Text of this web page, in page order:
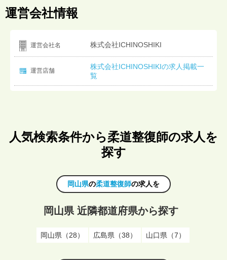
運営会社情報
運営会社名 株式会社ICHINOSHIKI
運営店舗
株式会社ICHINOSHIKIの求人掲載一
覧
人気検索条件から柔道整復師の求人を
探す
岡山県の柔道整復師の求人を
岡山県 近隣都道府県から探す
岡山県（28） 広島県（38） 山口県（7）